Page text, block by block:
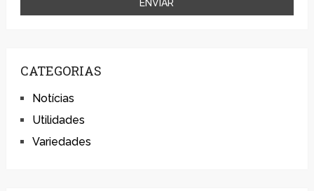
CATEGORIAS
Notícias
Utilidades
Variedades